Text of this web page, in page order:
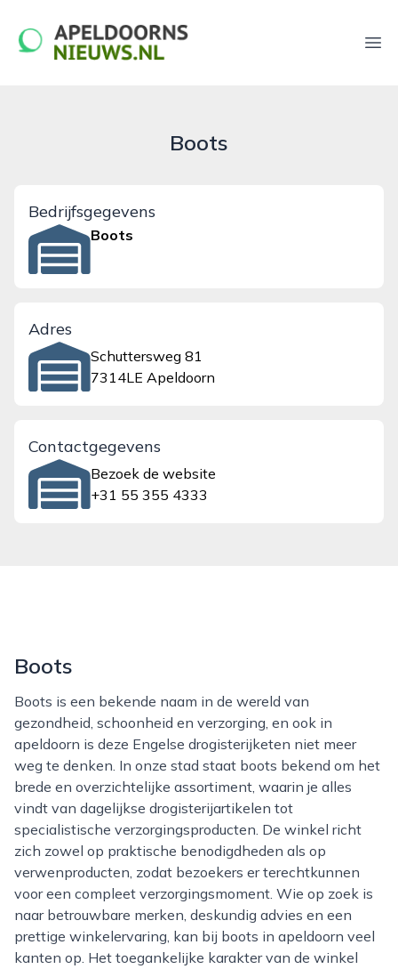
apeldoornsnieuws.nl
Boots
Bedrijfsgegevens
Boots
Adres
Schuttersweg 81
7314LE Apeldoorn
Contactgegevens
Bezoek de website
+31 55 355 4333
Boots
Boots is een bekende naam in de wereld van
gezondheid, schoonheid en verzorging, en ook in
apeldoorn is deze Engelse drogisterijketen niet meer
weg te denken. In onze stad staat boots bekend om het
brede en overzichtelijke assortiment, waarin je alles
vindt van dagelijkse drogisterijartikelen tot
specialistische verzorgingsproducten. De winkel richt
zich zowel op praktische benodigdheden als op
verwenproducten, zodat bezoekers er terechtkunnen
voor een compleet verzorgingsmoment. Wie op zoek is
naar betrouwbare merken, deskundig advies en een
prettige winkelervaring, kan bij boots in apeldoorn veel
kanten op. Het toegankelijke karakter van de winkel